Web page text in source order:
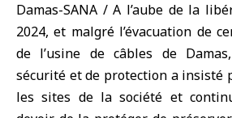
Damas-SANA / A l’aube de la
2024, et malgré l’évacuation de
de l’usine de câbles de
sécurité et de protection a insisté
les sites de la société et